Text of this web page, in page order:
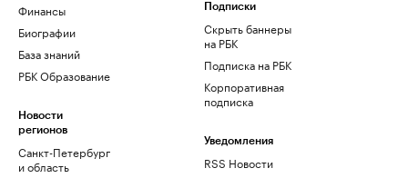
Финансы
Биографии
База знаний
РБК Образование
Новости
регионов
Санкт-Петербург
и область
Подписки
Скрыть баннеры
на РБК
Подписка на РБК
Корпоративная
подписка
Уведомления
RSS Новости